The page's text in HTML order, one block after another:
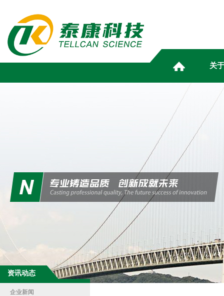
关
关于泰康
资讯动态
产品中心
人力资源
MARKETING
营销服务
资讯动态
企业新闻